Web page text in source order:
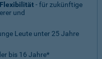
- für zukünftige
und
Leute unter 25 Jahre
bis 16 Jahre*